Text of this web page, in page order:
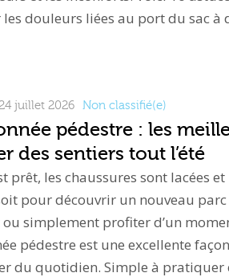
douleurs liées au port du sac à
juillet 2026 Non classifié(e)
pédestre : les
des sentiers tout l’été
prêt, les chaussures sont lacées
pour découvrir un nouveau
simplement profiter d’un
pédestre est une excellente
du quotidien. Simple à pratiquer